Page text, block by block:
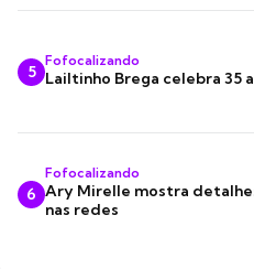
5
Fofocalizando
Lailtinho Brega celebra 35
6
Fofocalizando
Ary Mirelle mostra
nas redes